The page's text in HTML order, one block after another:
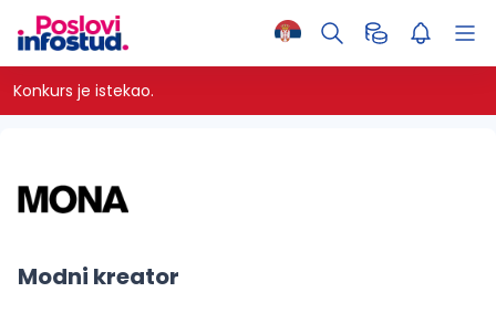
Konkurs je istekao.
Modni kreator